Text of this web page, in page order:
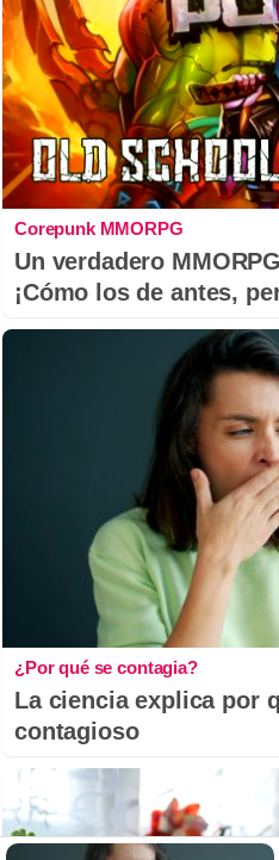
Corepunk MMORPG
Un verdadero
¡Cómo los de antes,
¿Por qué se contagia?
La ciencia explica por
contagioso